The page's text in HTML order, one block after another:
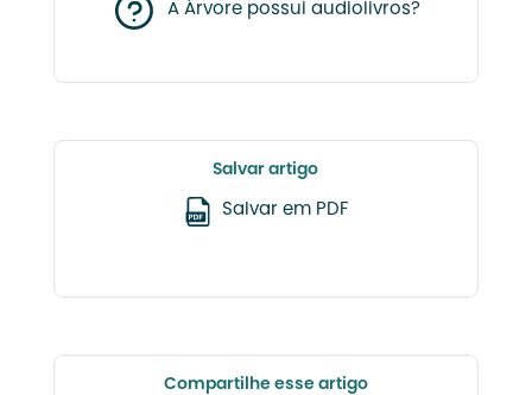
A Árvore possui audiolivros?
Salvar artigo
Salvar em PDF
Compartilhe esse artigo